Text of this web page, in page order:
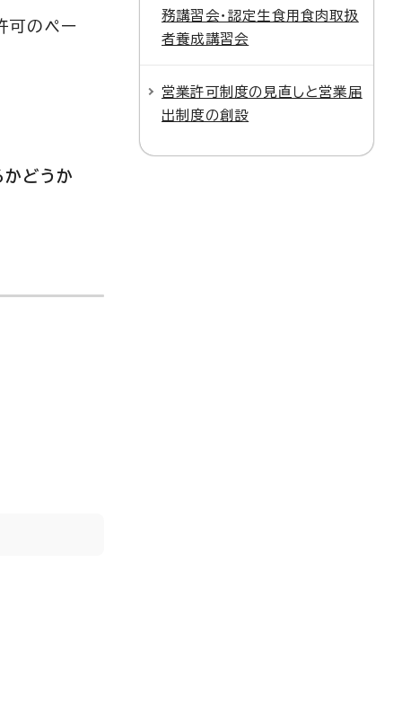
可のペー
かどうか
務講習会・認定生食用食肉取扱
者養成講習会
営業許可制度の見直しと営業届
出制度の創設